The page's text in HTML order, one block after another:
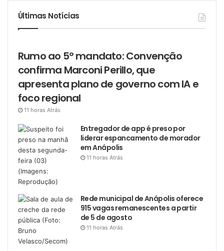
Últimas Notícias
Rumo ao 5º mandato: Convenção
confirma Marconi Perillo, que
apresenta plano de governo com IA e
foco regional
11 horas Atrás
Entregador de app é preso por
liderar espancamento de morador
em Anápolis
11 horas Atrás
Rede municipal de Anápolis oferece
915 vagas remanescentes a partir
de 5 de agosto
11 horas Atrás